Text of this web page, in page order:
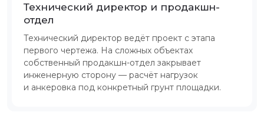
Технический директор и продакшн-
отдел
Технический директор ведёт проект с этапа
первого чертежа. На сложных объектах
собственный продакшн-отдел закрывает
инженерную сторону — расчёт нагрузок
и анкеровка под конкретный грунт площадки.